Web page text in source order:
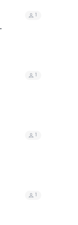
1
1
1
1